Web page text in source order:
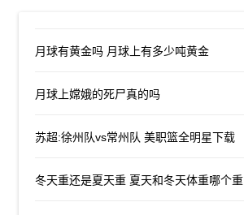
月球有黄金吗 月球上有多少吨黄金
月球上嫦娥的死尸真的吗
苏超:徐州队vs常州队 美职篮全明星下载
冬天重还是夏天重 夏天和冬天体重哪个重